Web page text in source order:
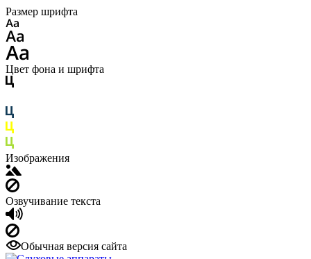
Размер шрифта
Цвет фона и шрифта
Изображения
Озвучивание текста
Обычная версия сайта